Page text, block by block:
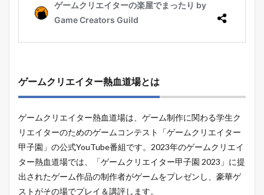
ゲームクリエイター熱血道場とは
ゲームクリエイター熱血道場は、ゲーム制作に関わる学生ク
リエイターのためのゲームコンテスト「ゲームクリエイター
甲子園」の公式YouTube番組です。2023年のゲームクリエイ
ター熱血道場では、「ゲームクリエイター甲子園 2023」に提
出されたゲーム作品の制作者がゲームをプレゼンし、豪華ゲ
ストがその場でプレイ＆講評します。